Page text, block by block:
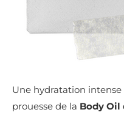
Une hydratation intense
prouesse de la Body Oil